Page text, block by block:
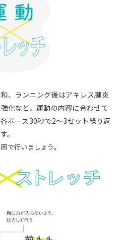
、ランニング後はアキレス腱炎
化など、運動の内容に合わせて
ポーズ30秒で2～3セット繰り返
。
で行いましょう。